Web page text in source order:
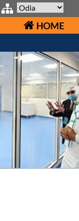
HOME